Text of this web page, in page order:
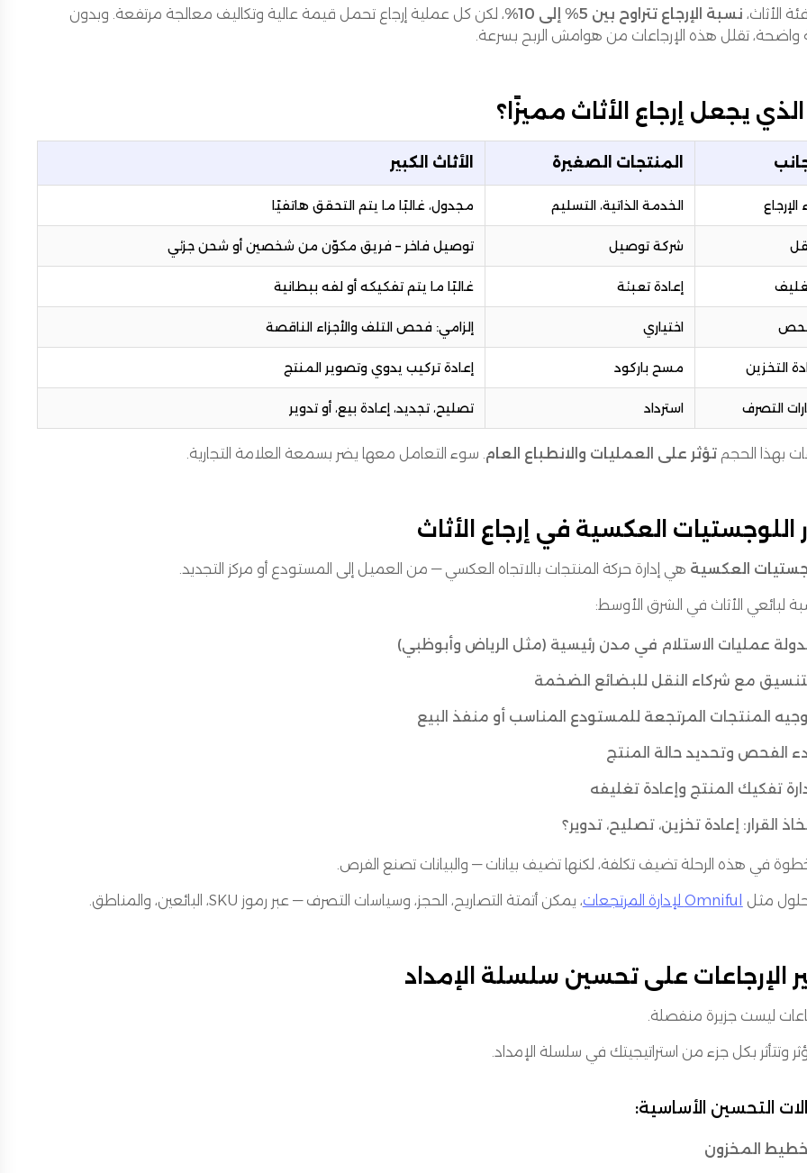
الأثاث، نسبة الإرجاع تتراوح بين 5% إلى 10%
، لكن كل عملية إرجاع تحمل قيمة عالية وتكاليف معالجة مرتفعة. وبدون
تقلل هذه الإرجاعات من هوامش الربح بسرعة.
يجعل إرجاع الأثاث مميزًا؟
المنتجات الصغيرة الأثاث الكبير
الإرجاع الخدمة الذاتية، التسليم مجدول، غالبًا ما يتم التحقق هاتفيًا
شركة توصيل توصيل فاخر – فريق مكوّن من شخصين أو شحن جزئي
إعادة تعبئة غالبًا ما يتم تفكيكه أو لفه ببطانية
اختياري إلزامي: فحص التلف والأجزاء الناقصة
التخزين مسح باركود إعادة تركيب يدوي وتصوير المنتج
التصرف استرداد تصليح، تجديد، إعادة بيع، أو تدوير
بهذا الحجمتؤثر على العمليات والانطباع العام. سوء التعامل معها يضر بسمعة العلامة التجارية.
اللوجستيات العكسية في إرجاع الأثاث
العكسية هي إدارة حركة المنتجات بالاتجاه العكسي — من العميل إلى المستودع أو مركز التجديد.
لبائعي الأثاث في الشرق الأوسط:
عمليات الاستلام في مدن رئيسية (مثل الرياض وأبوظبي)
مع شركاء النقل للبضائع الضخمة
المنتجات المرتجعة للمستودع المناسب أو منفذ البيع
الفحص وتحديد حالة المنتج
تفكيك المنتج وإعادة تغليفه
القرار: إعادة تخزين، تصليح، تدوير؟
في هذه الرحلة تضيف تكلفة، لكنها تضيف بيانات — والبيانات تصنع الفرص.
مثل Omniful لإدارة المرتجعات ، يمكن أتمتة التصاريح، الحجز، وسياسات التصرف — عبر رموز SKU، البائعين، والمناطق.
الإرجاعات على تحسين سلسلة الإمداد
ليست جزيرة منفصلة.
وتتأثر بكل جزء من استراتيجيتك في سلسلة الإمداد.
التحسين الأساسية:
المخزون